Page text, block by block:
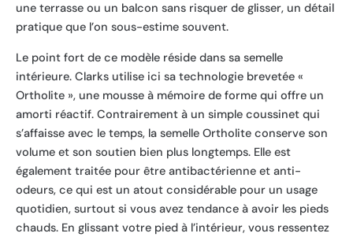
une terrasse ou un balcon sans risquer de glisser, un détail
pratique que l’on sous-estime souvent.
Le point fort de ce modèle réside dans sa semelle
intérieure. Clarks utilise ici sa technologie brevetée «
Ortholite », une mousse à mémoire de forme qui offre un
amorti réactif. Contrairement à un simple coussinet qui
s’affaisse avec le temps, la semelle Ortholite conserve son
volume et son soutien bien plus longtemps. Elle est
également traitée pour être antibactérienne et anti-
odeurs, ce qui est un atout considérable pour un usage
quotidien, surtout si vous avez tendance à avoir les pieds
chauds. En glissant votre pied à l’intérieur, vous ressentez